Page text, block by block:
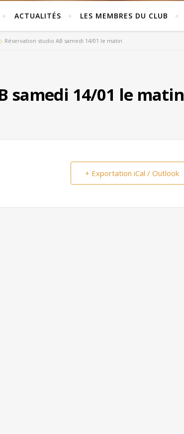
ACTUALITÉS LES MEMBRES DU CLUB
Réservation studio AB samedi 14/01 le matin
samedi 14/01 le matin
+ Exportation iCal / Outlook